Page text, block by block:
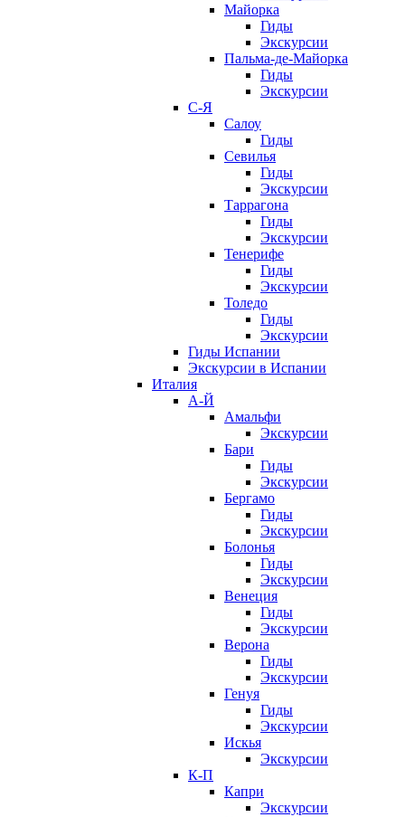
Майорка
Гиды
Экскурсии
Пальма-де-Майорка
Гиды
Экскурсии
С-Я
Салоу
Гиды
Севилья
Гиды
Экскурсии
Таррагона
Гиды
Экскурсии
Тенерифе
Гиды
Экскурсии
Толедо
Гиды
Экскурсии
Гиды Испании
Экскурсии в Испании
Италия
А-Й
Амальфи
Экскурсии
Бари
Гиды
Экскурсии
Бергамо
Гиды
Экскурсии
Болонья
Гиды
Экскурсии
Венеция
Гиды
Экскурсии
Верона
Гиды
Экскурсии
Генуя
Гиды
Экскурсии
Искья
Экскурсии
К-П
Капри
Экскурсии